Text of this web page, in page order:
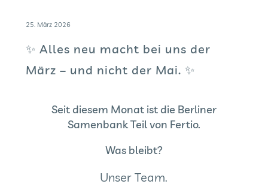
25. März 2026
✨ Alles neu macht bei uns der
März – und nicht der Mai. ✨
Seit diesem Monat ist die Berliner
Samenbank Teil von Fertio.
Was bleibt?
Unser Team.